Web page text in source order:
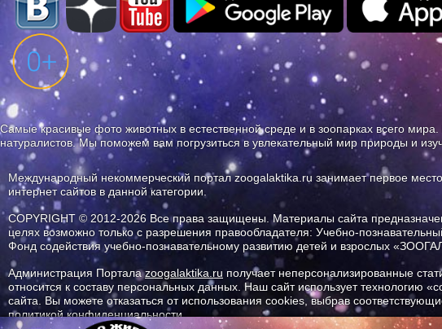
Самые красивые фото животных в естественной среде и в зоопарках всего
натуралистов. Мы поможем вам погрузиться в увлекательный мир природы и
Международный некоммерческий портал zoogalaktika.ru занимает первое место
интернет сайтов в данной категории.
COPYRIGHT © 2012-2026 Все права защищены. Материалы сайта
целях возможно только с разрешения правообладателя: Учебно-
Фонд содействия учебно-познавательному развитию детей и взрослых
Администрация Порталаzoogalaktika.ru получает неперсонализированные
относится к составу персональных данных. Наш сайт использует
сайта. Вы можете отказаться от использования cookies, выбрав
политикой конфиденциальности.